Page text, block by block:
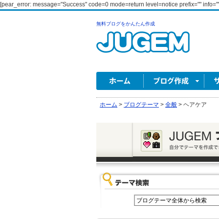
[pear_error: message="Success" code=0 mode=return level=notice prefix=""
無料ブログをかんたん作成
ホーム > ブログテーマ > 全般 > ヘアケア